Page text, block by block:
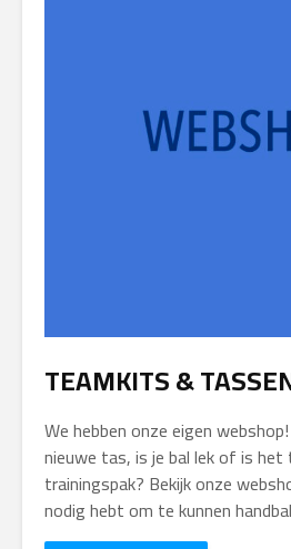
TEAMKITS &
We hebben onze eigen
nieuwe tas, is je bal lek of is
trainingspak? Bekijk onze
nodig hebt om te kunnen